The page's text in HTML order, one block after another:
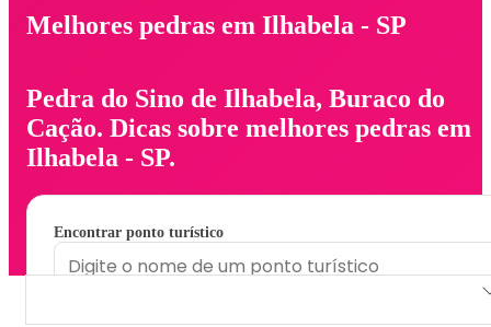
Melhores pedras em Ilhabela - SP
Pedra do Sino de Ilhabela, Buraco do
Cação. Dicas sobre melhores pedras em
Ilhabela - SP.
Encontrar ponto turístico